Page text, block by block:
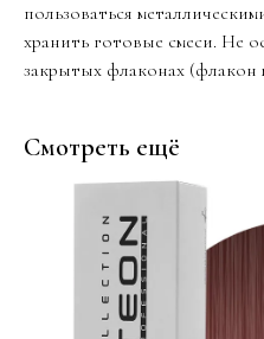
пользоваться
хранить готовые смеси. Не
закрытых флаконах (флакон
Смотреть ещё